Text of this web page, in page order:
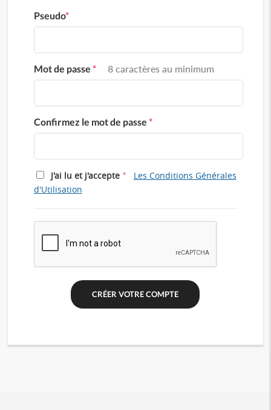
Pseudo*
Mot de passe * 8 caractères au minimum
Confirmez le mot de passe *
J'ai lu et j'accepte *
Les Conditions Générales
d'Utilisation